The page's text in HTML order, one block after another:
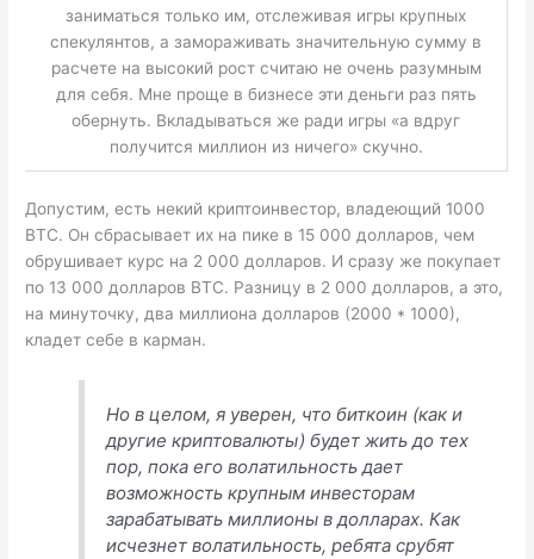
заниматься только им, отслеживая игры крупных
спекулянтов, а замораживать значительную сумму в
расчете на высокий рост считаю не очень разумным
для себя. Мне проще в бизнесе эти деньги раз пять
обернуть. Вкладываться же ради игры «а вдруг
получится миллион из ничего» скучно.
Допустим, есть некий криптоинвестор, владеющий 1000
BTC. Он сбрасывает их на пике в 15 000 долларов, чем
обрушивает курс на 2 000 долларов. И сразу же покупает
по 13 000 долларов BTC. Разницу в 2 000 долларов, а это,
на минуточку, два миллиона долларов (2000 * 1000),
кладет себе в карман.
Но в целом, я уверен, что биткоин (как и
другие криптовалюты) будет жить до тех
пор, пока его волатильность дает
возможность крупным инвесторам
зарабатывать миллионы в долларах. Как
исчезнет волатильность, ребята срубят